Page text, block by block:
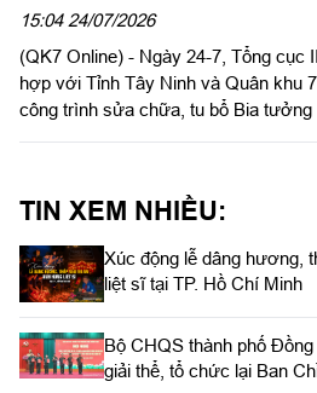
Trinh sát tại Tây Ninh
15:04 24/07/2026
(QK7 Online) - Ngày 24-7, Tổng cục
hợp với Tỉnh Tây Ninh và Quân khu
công trình sửa chữa, tu bổ Bia tưởng
TIN XEM NHIỀU:
Xúc động lễ dâng hương,
liệt sĩ tại TP. Hồ Chí Minh
Bộ CHQS thành phố
giải thể, tổ chức lại Ban